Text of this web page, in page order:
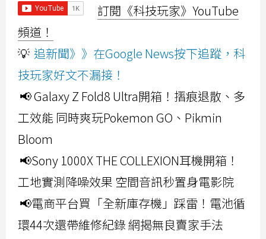
訂閱《科技玩家》YouTube
頻道！
💡 追新聞》》在Google News按下追蹤，科
技玩家好文不漏接！
📢 Galaxy Z Fold8 Ultra開箱！摺痕退散、多
工效能 同時爽玩Pokemon GO、Pikmin
Bloom
📢Sony 1000X THE COLLEXION耳機開箱！
工地實測降噪效果 空間音訊秒置身電影院
📢電商平台買「全新庫存機」踩雷！電池循
環44次還帶維修紀錄 網揭無良賣家手法